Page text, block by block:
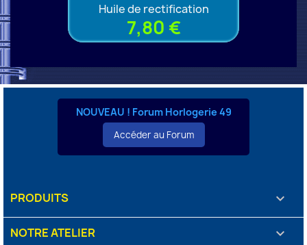
Huile de rectification
7,80 €
NOUVEAU ! Forum Horlogerie 49
Accéder au Forum
PRODUITS 
NOTRE ATELIER 